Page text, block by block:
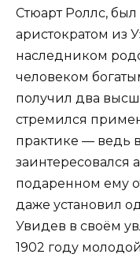
Стюарт Роллс,
аристократом из
наследником
человеком
получил два
стремился
практике — ведь
заинтересовался
подаренном ему
даже установил
Увидев в своём
1902 году